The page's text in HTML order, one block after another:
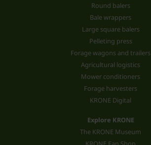
Round balers
Bale wrappers
Large square balers
Pelleting press
Forage wagons and trailers
Agricultural logistics
Mower conditioners
Forage harvesters
KRONE Digital
Explore KRONE
The KRONE Museum